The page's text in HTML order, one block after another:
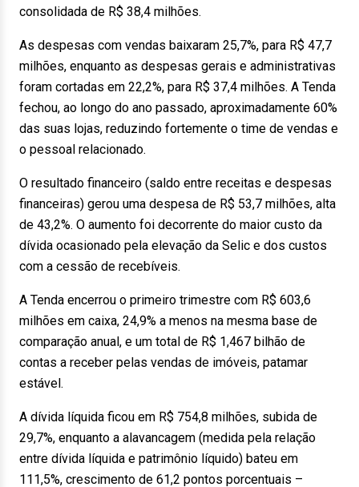
consolidada de R$ 38,4 milhões.
As despesas com vendas baixaram 25,7%, para R$ 47,7
milhões, enquanto as despesas gerais e administrativas
foram cortadas em 22,2%, para R$ 37,4 milhões. A Tenda
fechou, ao longo do ano passado, aproximadamente 60%
das suas lojas, reduzindo fortemente o time de vendas e
o pessoal relacionado.
O resultado financeiro (saldo entre receitas e despesas
financeiras) gerou uma despesa de R$ 53,7 milhões, alta
de 43,2%. O aumento foi decorrente do maior custo da
dívida ocasionado pela elevação da Selic e dos custos
com a cessão de recebíveis.
A Tenda encerrou o primeiro trimestre com R$ 603,6
milhões em caixa, 24,9% a menos na mesma base de
comparação anual, e um total de R$ 1,467 bilhão de
contas a receber pelas vendas de imóveis, patamar
estável.
A dívida líquida ficou em R$ 754,8 milhões, subida de
29,7%, enquanto a alavancagem (medida pela relação
entre dívida líquida e patrimônio líquido) bateu em
111,5%, crescimento de 61,2 pontos porcentuais –